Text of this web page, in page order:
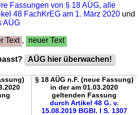
Fassungen von § 18 AÜG,alle
48 FachKrEG am 1. März 2020 und
AÜG
Text , neuer Text
AÜG hier überwachen!
§ 18 AÜG n.F. (neue Fassung)
in der am 01.03.2020
geltenden Fassung
durch Artikel 48 G. v.
15.08.2019 BGBl. I S. 1307